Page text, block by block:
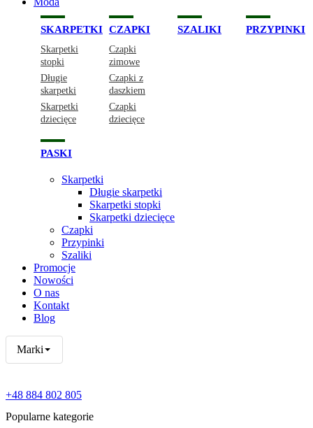
SKARPETKI
Skarpetki
stopki
Długie
skarpetki
Skarpetki
dziecięce
CZAPKI
Czapki
zimowe
Czapki z
daszkiem
Czapki
dziecięce
SZALIKI PRZYPINKI
PASKI
Skarpetki
Długie skarpetki
Skarpetki stopki
Skarpetki dziecięce
Czapki
Przypinki
Szaliki
Promocje
Nowości
O nas
Kontakt
Blog
Marki
+48 884 802 805
Popularne kategorie